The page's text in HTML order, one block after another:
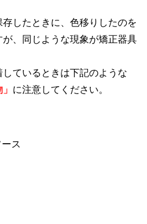
したときに、色移りしたのを
、同じような現象が矯正器具
ているときは下記のような
に注意してください。
ス